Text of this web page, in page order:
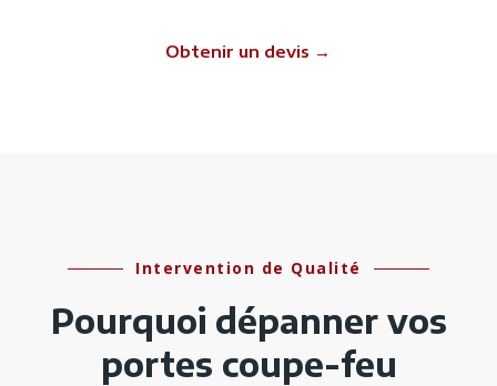
Obtenir un devis →
Intervention de Qualité
Pourquoi dépanner vos
portes coupe-feu